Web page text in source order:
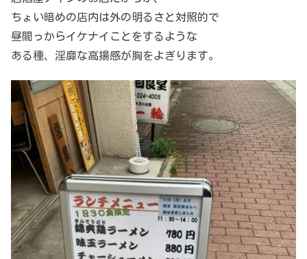
ちょい暗めの店内は外の明るさと対照的で
昼間っからイケナイことをするような
ある種、淫靡な高揚感が胸をよぎります。